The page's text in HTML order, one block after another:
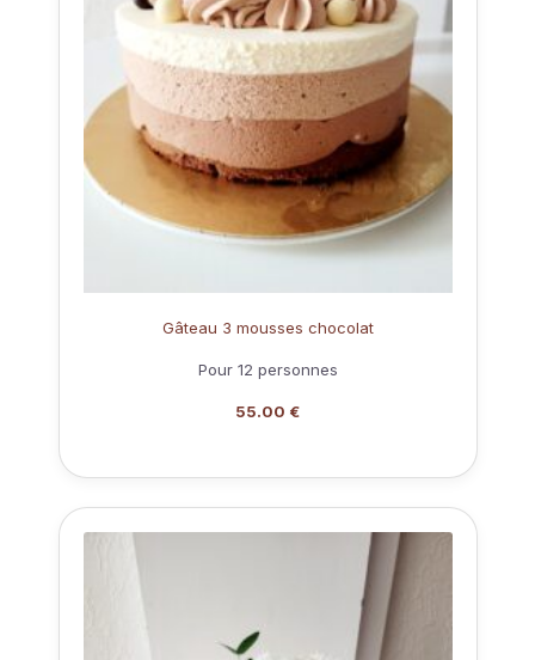
Gâteau 3 mousses chocolat
Pour 12 personnes
55.00 €